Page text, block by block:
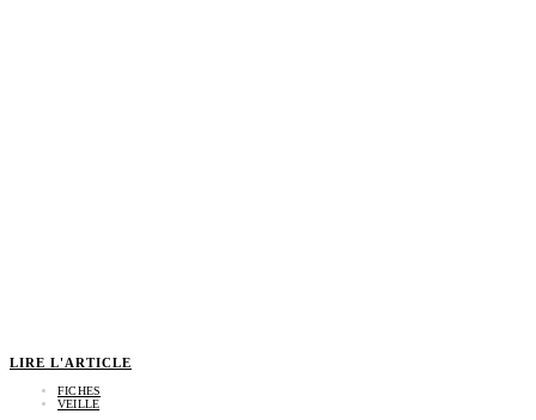
LIRE L'ARTICLE
FICHES
VEILLE